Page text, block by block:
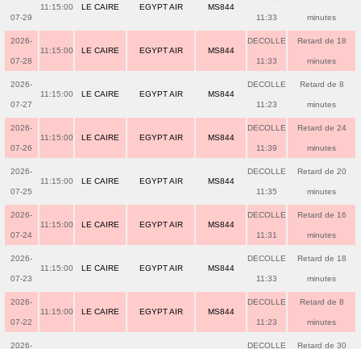
07-29
11:15:00 LE CAIRE EGYPT AIR MS844
11:33 minutes
2026-
07-28
11:15:00 LE CAIRE EGYPT AIR MS844
DECOLLE
11:33
Retard de 18
minutes
2026-
07-27
11:15:00 LE CAIRE EGYPT AIR MS844
DECOLLE
11:23
Retard de 8
minutes
2026-
07-26
11:15:00 LE CAIRE EGYPT AIR MS844
DECOLLE
11:39
Retard de 24
minutes
2026-
07-25
11:15:00 LE CAIRE EGYPT AIR MS844
DECOLLE
11:35
Retard de 20
minutes
2026-
07-24
11:15:00 LE CAIRE EGYPT AIR MS844
DECOLLE
11:31
Retard de 16
minutes
2026-
07-23
11:15:00 LE CAIRE EGYPT AIR MS844
DECOLLE
11:33
Retard de 18
minutes
2026-
07-22
11:15:00 LE CAIRE EGYPT AIR MS844
DECOLLE
11:23
Retard de 8
minutes
2026- DECOLLE Retard de 30